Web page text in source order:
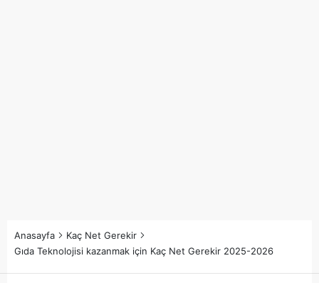
Anasayfa
Kaç Net Gerekir
Gıda Teknolojisi kazanmak için Kaç Net Gerekir 2025-2026